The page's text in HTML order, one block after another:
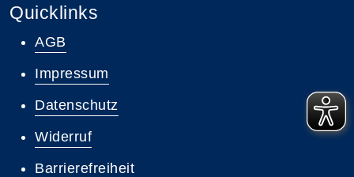
Quicklinks
AGB
Impressum
Datenschutz
Widerruf
Barrierefreiheit